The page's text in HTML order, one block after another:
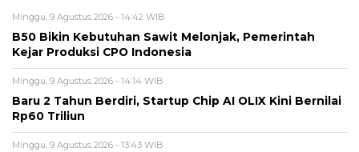
Minggu, 9 Agustus 2026 - 14:42 WIB
B50 Bikin Kebutuhan Sawit Melonjak, Pemerintah
Kejar Produksi CPO Indonesia
Minggu, 9 Agustus 2026 - 14:14 WIB
Baru 2 Tahun Berdiri, Startup Chip AI OLIX Kini Bernilai
Rp60 Triliun
Minggu, 9 Agustus 2026 - 13:43 WIB